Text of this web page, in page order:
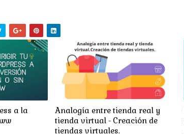
a la
Analogía entre tienda real y
tienda virtual - Creación de
tiendas virtuales.